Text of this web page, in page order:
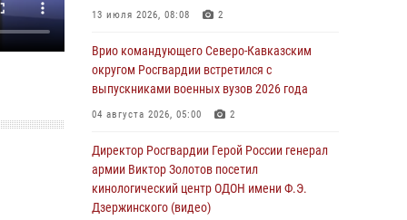
В Грозном военнослужащие Росгвардии
присоединились к всероссийской донорской
акции «От сердца к сердцу»
В Бурятии и Приамурье росгвардейцы
задержали подозреваемых в незаконном
обороте наркотиков
13 июля 2026, 08:08 2
Врио командующего Северо-Кавказским
округом Росгвардии встретился с
выпускниками военных вузов 2026 года
04 августа 2026, 05:00 2
Директор Росгвардии Герой России генерал
армии Виктор Золотов посетил
кинологический центр ОДОН имени Ф.Э.
Дзержинского (видео)